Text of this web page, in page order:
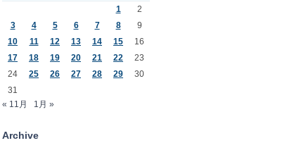
1
2
3
4 5 6 7 8
9
10
11 12 13 14 15
16
17
18 19 20 21 22
23
24
25 26 27 28 29
30
31
« 11月
1月 »
Archive